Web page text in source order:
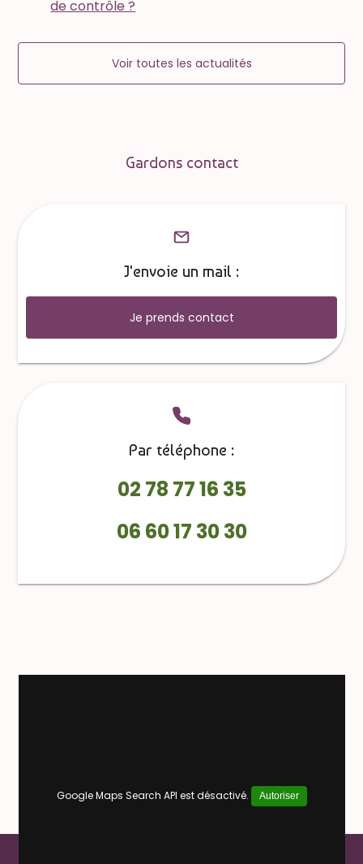
de contrôle ?
Voir toutes les actualités
Gardons contact
J'envoie un mail :
Je prends contact
Par téléphone :
02 78 77 16 35
06 60 17 30 30
Google Maps Search API est désactivé. Autoriser